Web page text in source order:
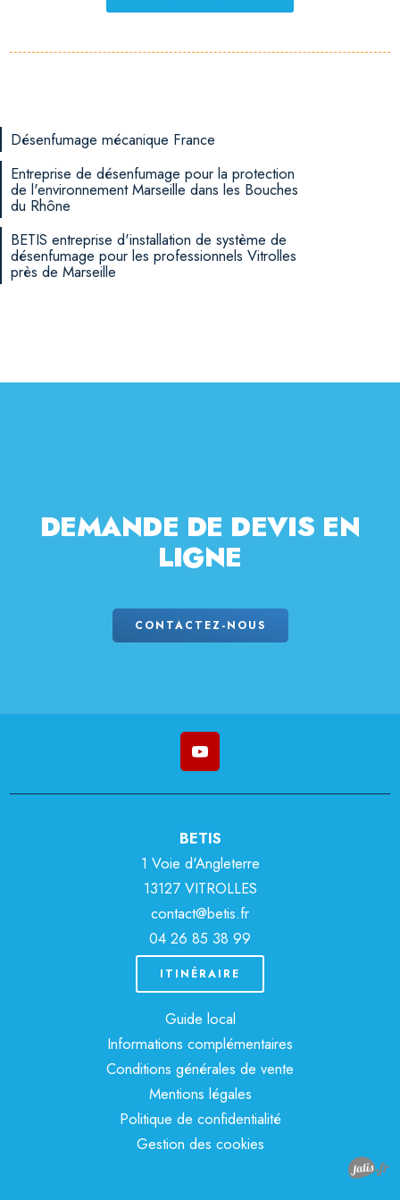
Désenfumage mécanique France
Entreprise de désenfumage pour la protection
de l'environnement Marseille dans les Bouches
du Rhône
BETIS entreprise d'installation de système de
désenfumage pour les professionnels Vitrolles
près de Marseille
DEMANDE DE DEVIS EN
LIGNE
CONTACTEZ-NOUS
BETIS
1 Voie d'Angleterre
13127 VITROLLES
contact@betis.fr
04 26 85 38 99
ITINÉRAIRE
Guide local
Informations complémentaires
Conditions générales de vente
Mentions légales
Politique de confidentialité
Gestion des cookies